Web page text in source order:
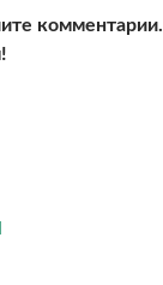
комментарии.